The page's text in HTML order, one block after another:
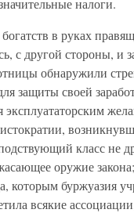
налоги.
в руках
с другой стороны, и
обнаружили
защиты своей
эксплуататорским
класс не
оружие
которым буржуазия
всякие